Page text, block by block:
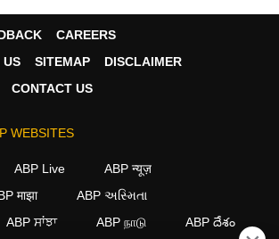
CAREERS
US
SITEMAP
DISCLAIMER
CONTACT US
WEBSITES
ABP Live
ABP न्यूज़
माझा
ABP અસ્મિતા
ABP ਸਾਂਝਾ ABP நாடு ABP దేశం